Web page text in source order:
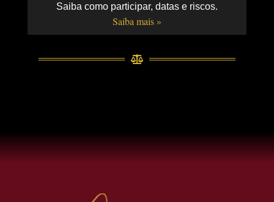
Saiba como participar, datas e riscos.
Saiba mais »